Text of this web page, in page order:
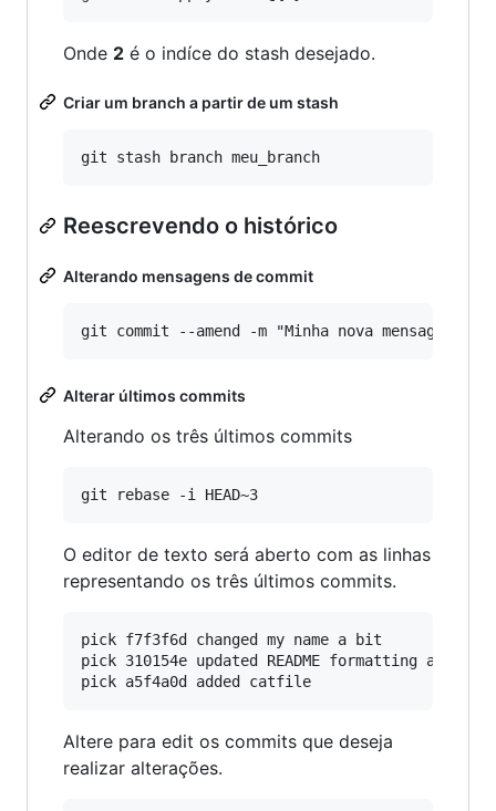
Onde 2 é o indíce do stash desejado.
Criar um branch a partir de um stash
Reescrevendo o histórico
Alterando mensagens de commit
Alterar últimos commits
Alterando os três últimos commits
O editor de texto será aberto com as linhas
representando os três últimos commits.
pick f7f3f6d changed my name a bit
pick 310154e updated README formatting and
Altere para edit os commits que deseja
realizar alterações.